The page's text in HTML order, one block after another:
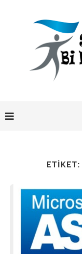
ETIKET: